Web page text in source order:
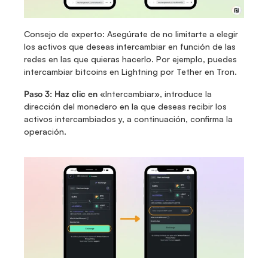
Consejo de experto: Asegúrate de no limitarte a elegir
los activos que deseas intercambiar en función de las
redes en las que quieras hacerlo. Por ejemplo, puedes
intercambiar bitcoins en Lightning por Tether en Tron.
Paso 3: Haz clic en «Intercambiar», introduce la
dirección del monedero en la que deseas recibir los
activos intercambiados y, a continuación, confirma la
operación.